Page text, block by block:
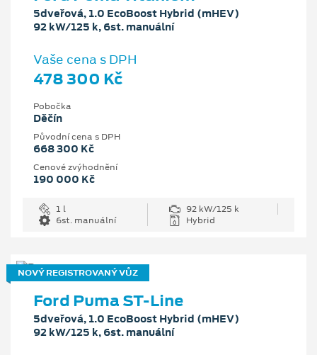
5dveřová, 1.0 EcoBoost Hybrid (mHEV)
92 kW/125 k, 6st. manuální
Vaše cena s DPH
478 300 Kč
Pobočka
Děčín
Původní cena s DPH
668 300 Kč
Cenové zvýhodnění
190 000 Kč
1 l
92 kW/125 k
6st. manuální
Hybrid
NOVÝ REGISTROVANÝ VŮZ
Ford Puma ST-Line
5dveřová, 1.0 EcoBoost Hybrid (mHEV)
92 kW/125 k, 6st. manuální